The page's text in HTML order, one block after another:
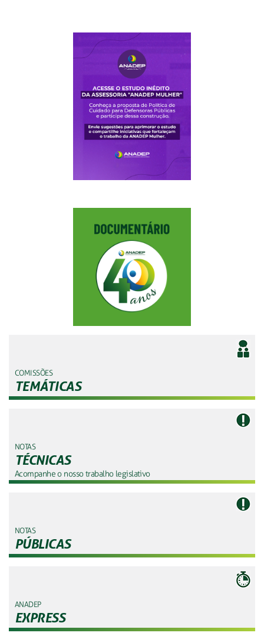
COMISSÕES
TEMÁTICAS
NOTAS
TÉCNICAS
Acompanhe o nosso trabalho legislativo
NOTAS
PÚBLICAS
ANADEP
EXPRESS